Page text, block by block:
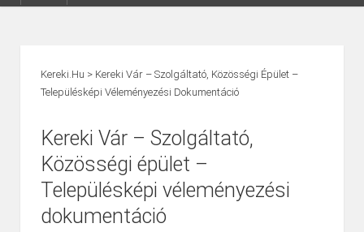
Kereki.hu > Kereki Vár – Szolgáltató, Közösségi Épület –
Településképi Véleményezési Dokumentáció
Kereki Vár – Szolgáltató,
Közösségi épület –
Településképi véleményezési
dokumentáció